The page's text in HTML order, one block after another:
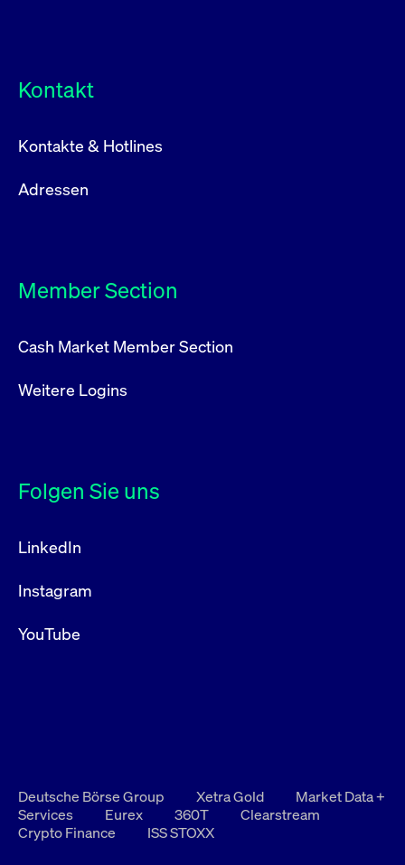
Kontakt
Kontakte & Hotlines
Adressen
Member Section
Cash Market Member Section
Weitere Logins
Folgen Sie uns
LinkedIn
Instagram
YouTube
Deutsche Börse Group Xetra Gold
Market Data +
Services
Eurex 360T
Clearstream
Crypto Finance
ISS STOXX